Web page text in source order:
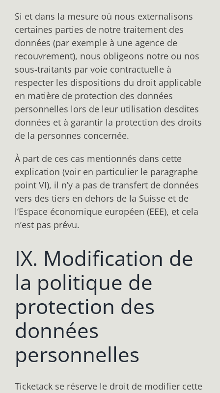
Si et dans la mesure où nous externalisons
certaines parties de notre traitement des
données (par exemple à une agence de
recouvrement), nous obligeons notre ou nos
sous-traitants par voie contractuelle à
respecter les dispositions du droit applicable
en matière de protection des données
personnelles lors de leur utilisation desdites
données et à garantir la protection des droits
de la personnes concernée.
À part de ces cas mentionnés dans cette
explication (voir en particulier le paragraphe
point VI), il n’y a pas de transfert de données
vers des tiers en dehors de la Suisse et de
l’Espace économique européen (EEE), et cela
n’est pas prévu.
IX. Modification de
la politique de
protection des
données
personnelles
Ticketack se réserve le droit de modifier cette